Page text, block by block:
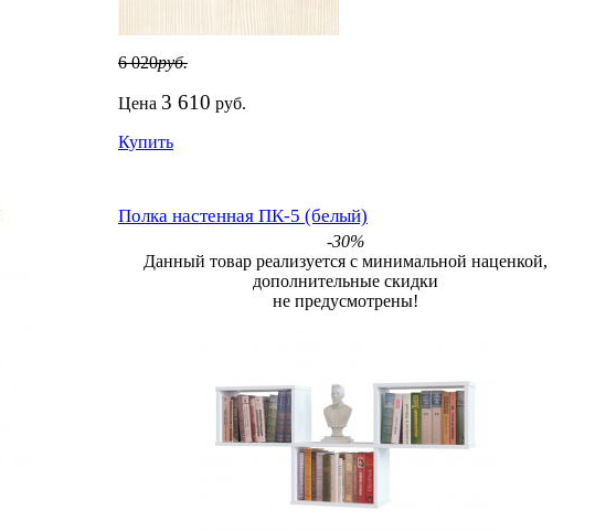
6 020руб.
Цена 3 610 руб.
Купить
Полка настенная ПК-5 (белый)
-30%
Данный товар реализуется с минимальной наценкой,
дополнительные скидки
не предусмотрены!